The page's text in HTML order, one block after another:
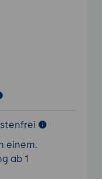
einem.
ab 1